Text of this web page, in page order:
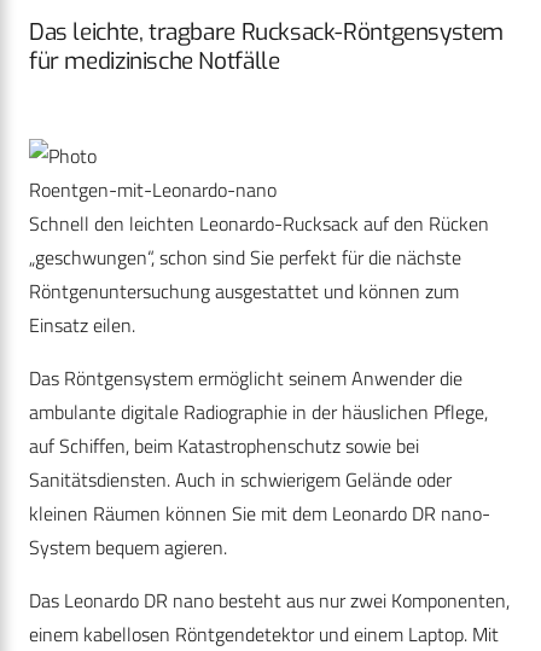
Das leichte, tragbare Rucksack-Röntgensystem
für medizinische Notfälle
Roentgen-mit-Leonardo-nano
Schnell den leichten Leonardo-Rucksack auf den Rücken
„geschwungen“, schon sind Sie perfekt für die nächste
Röntgenuntersuchung ausgestattet und können zum
Einsatz eilen.
Das Röntgensystem ermöglicht seinem Anwender die
ambulante digitale Radiographie in der häuslichen Pflege,
auf Schiffen, beim Katastrophenschutz sowie bei
Sanitätsdiensten. Auch in schwierigem Gelände oder
kleinen Räumen können Sie mit dem Leonardo DR nano-
System bequem agieren.
Das Leonardo DR nano besteht aus nur zwei Komponenten,
einem kabellosen Röntgendetektor und einem Laptop. Mit